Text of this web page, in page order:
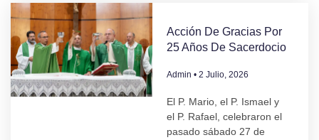
Acción De Gracias Por
25 Años De Sacerdocio
Admin 2 Julio, 2026
El P. Mario, el P. Ismael y
el P. Rafael, celebraron el
pasado sábado 27 de